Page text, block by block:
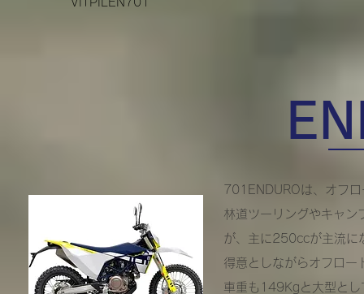
701ENDUROは、オフ
林道ツーリングやキャン
が、主に250ccが主流に
得意としながらオフロー
車重も149Kgと大型とし